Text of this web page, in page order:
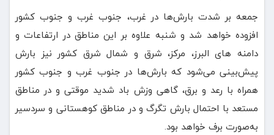
جمعه بر شدت بارش‌ها در غرب، جنوب غرب و جنوب کشور
افزوده خواهد شد و شنبه علاوه بر این مناطق در ارتفاعات و
دامنه های البرز، مرکز، شرق و شمال شرق کشور نیز بارش
پیش‌بینی می‌شود که بارش‌ها در جنوب غرب و جنوب کشور
همراه با رعد و برق، گاهی وزش باد شدید موقتی و در مناطق
مستعد با احتمال بارش تگرگ و در مناطق کوهستانی و سردسیر
به‌صورت برف خواهد بود.